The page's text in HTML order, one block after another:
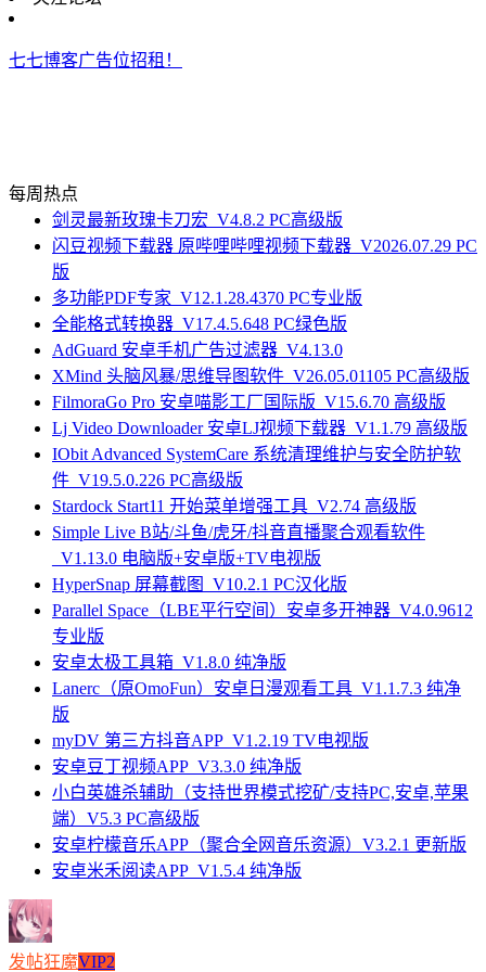
七七博客广告位招租！
每周热点
剑灵最新玫瑰卡刀宏_V4.8.2 PC高级版
闪豆视频下载器 原哔哩哔哩视频下载器_V2026.07.29 PC
版
多功能PDF专家_V12.1.28.4370 PC专业版
全能格式转换器_V17.4.5.648 PC绿色版
AdGuard 安卓手机广告过滤器_V4.13.0
XMind 头脑风暴/思维导图软件_V26.05.01105 PC高级版
FilmoraGo Pro 安卓喵影工厂国际版_V15.6.70 高级版
Lj Video Downloader 安卓LJ视频下载器_V1.1.79 高级版
IObit Advanced SystemCare 系统清理维护与安全防护软
件_V19.5.0.226 PC高级版
Stardock Start11 开始菜单增强工具_V2.74 高级版
Simple Live B站/斗鱼/虎牙/抖音直播聚合观看软件
_V1.13.0 电脑版+安卓版+TV电视版
HyperSnap 屏幕截图_V10.2.1 PC汉化版
Parallel Space（LBE平行空间）安卓多开神器_V4.0.9612
专业版
安卓太极工具箱_V1.8.0 纯净版
Lanerc（原OmoFun）安卓日漫观看工具_V1.1.7.3 纯净
版
myDV 第三方抖音APP_V1.2.19 TV电视版
安卓豆丁视频APP_V3.3.0 纯净版
小白英雄杀辅助（支持世界模式挖矿/支持PC,安卓,苹果
端）V5.3 PC高级版
安卓柠檬音乐APP（聚合全网音乐资源）V3.2.1 更新版
安卓米禾阅读APP_V1.5.4 纯净版
发帖狂魔VIP2